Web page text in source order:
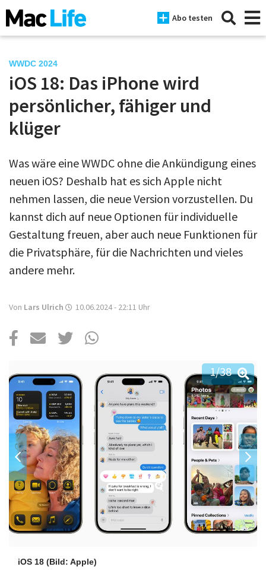
Abo testen
iPhone
iPad
Tests
Tipps
Magazine
Über uns
Anmelden
WWDC 2024
iOS 18: Das iPhone wird
persönlicher, fähiger und
klüger
Was wäre eine WWDC ohne die Ankündigung eines
neuen iOS? Deshalb hat es sich Apple nicht
nehmen lassen, die neue Version vorzustellen. Du
kannst dich auf neue Optionen für individuelle
Gestaltung freuen, aber auch neue Funktionen für
die Privatsphäre, für die Nachrichten und vieles
andere mehr.
Von Lars Ulrich 10.06.2024 - 22:11 Uhr
iOS 18 (Bild: Apple)
1/38